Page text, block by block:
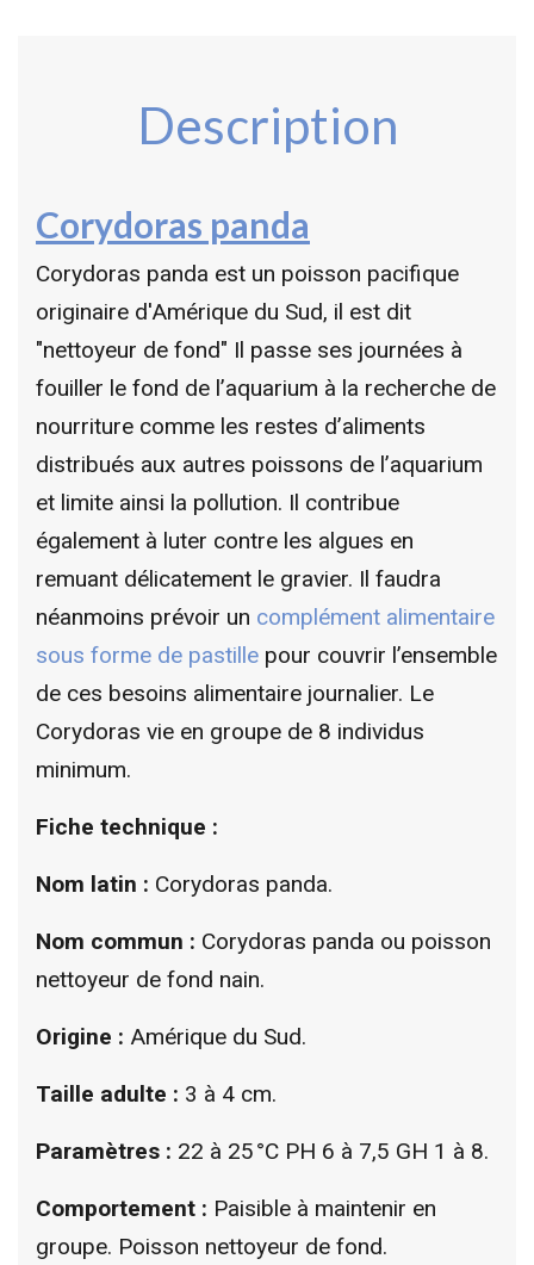
Description
Corydoras panda
Corydoras panda est un poisson pacifique
originaire d'Amérique du Sud, il est dit
"nettoyeur de fond" Il passe ses journées à
fouiller le fond de l’aquarium à la recherche de
nourriture comme les restes d’aliments
distribués aux autres poissons de l’aquarium
et limite ainsi la pollution. Il contribue
également à luter contre les algues en
remuant délicatement le gravier. Il faudra
néanmoins prévoir un complément alimentaire
sous forme de pastille pour couvrir l’ensemble
de ces besoins alimentaire journalier. Le
Corydoras vie en groupe de 8 individus
minimum.
Fiche technique :
Nom latin : Corydoras panda.
Nom commun : Corydoras panda ou poisson
nettoyeur de fond nain.
Origine : Amérique du Sud.
Taille adulte : 3 à 4 cm.
Paramètres : 22 à 25 °C PH 6 à 7,5 GH 1 à 8.
Comportement : Paisible à maintenir en
groupe. Poisson nettoyeur de fond.